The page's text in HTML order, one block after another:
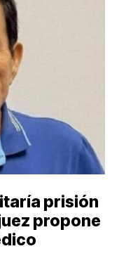
prisión
propone